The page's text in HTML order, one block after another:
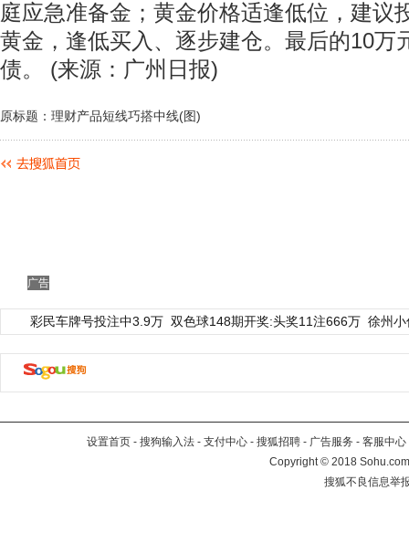
庭应急准备金；黄金价格适逢低位，建议
黄金，逢低买入、逐步建仓。最后的10万
债。 (来源：广州日报)
原标题：理财产品短线巧搭中线(图)
广告
彩民车牌号投注中3.9万 双色球148期开奖:头奖11注666万 徐州
设置首页 - 搜狗输入法 - 支付中心 - 搜狐招聘 - 广告服务 - 客服中心
Copyright©2018
搜狐不良信息举